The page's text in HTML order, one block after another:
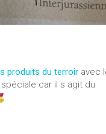
produits du terroir avec
car il s agit du